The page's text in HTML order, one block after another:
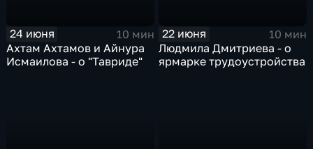
24 июня
10 мин
Ахтам Ахтамов и Айнура
Исмаилова - о "Тавриде"
22 июня
10 мин
Людмила Дмитриева - о
ярмарке трудоустройства